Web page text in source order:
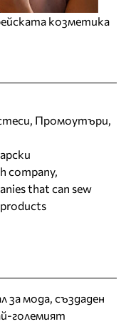
козметика
Промоутъри,
company,
that can sew
за мода, създаден
големият